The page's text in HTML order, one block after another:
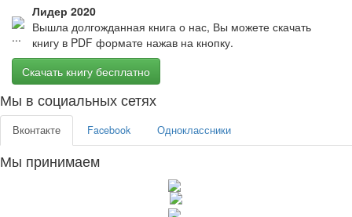
Лидер 2020
Вышла долгожданная книга о нас, Вы можете скачать
книгу в PDF формате нажав на кнопку.
Скачать книгу бесплатно
Мы в социальных сетях
Вконтакте Facebook Одноклассники
Мы принимаем